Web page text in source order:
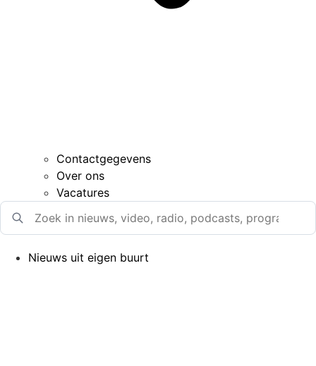
Contactgegevens
Over ons
Vacatures
Nieuws uit eigen buurt